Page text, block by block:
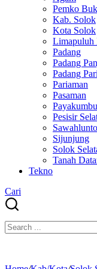
Pemko
Kab. Solok
Kota Solok
Limapuluh
Padang
Padang
Padang
Pariaman
Pasaman
Pesisir
Sawahlunto
Sijunjung
Solok
Tanah
Tekno
Cari
Search